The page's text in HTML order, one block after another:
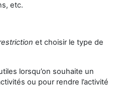
etc.
et choisir le type de
lorsqu’on souhaite un
ou pour rendre l’activité